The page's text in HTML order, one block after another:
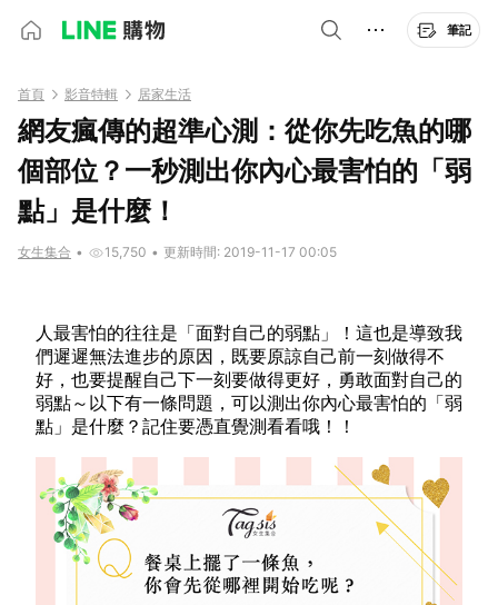
筆記
首頁 影音特輯 居家生活
網友瘋傳的超準心測：從你先吃魚的哪
個部位？一秒測出你內心最害怕的「弱
點」是什麼！
女生集合 • 15,750 • 更新時間: 2019-11-17 00:05
人最害怕的往往是「面對自己的弱點」！這也是導致我
們遲遲無法進步的原因，既要原諒自己前一刻做得不
好，也要提醒自己下一刻要做得更好，勇敢面對自己的
弱點～以下有一條問題，可以測出你內心最害怕的「弱
點」是什麼？記住要憑直覺測看看哦！！